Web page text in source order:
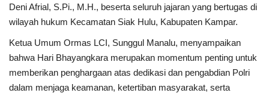
Bisnis
Jambi
Kaltim
Deni Afrial, S.Pi., M.H., beserta seluruh jajaran yang bertugas di
wilayah hukum Kecamatan Siak Hulu, Kabupaten Kampar.
Ketua Umum Ormas LCI, Sunggul Manalu, menyampaikan
bahwa Hari Bhayangkara merupakan momentum penting untuk
memberikan penghargaan atas dedikasi dan pengabdian Polri
dalam menjaga keamanan, ketertiban masyarakat, serta